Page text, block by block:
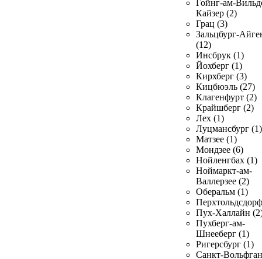
Гойнг-ам-
Кайзер (2)
Грац (3)
Зальцбург-
(12)
Инсбрук (1)
Йохберг (1)
Кирхберг (3)
Кицбюэль (27)
Клагенфурт (2)
Крайшберг (2)
Лех (1)
Луцмансбург (1)
Матзее (1)
Мондзее (6)
Нойленгбах (1)
Ноймаркт-ам-
Валлерзее (2)
Оберальм (1)
Пух-Халлайн
Пухберг-ам-
Шнееберг (1)
Ригерсбург (1)
Санкт-